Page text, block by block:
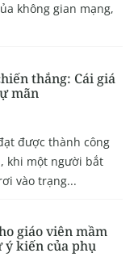
không gian mạng,
thắng: Cái giá
mãn
được thành công
khi một người bắt
vào trạng...
giáo viên mầm
ý kiến của phụ